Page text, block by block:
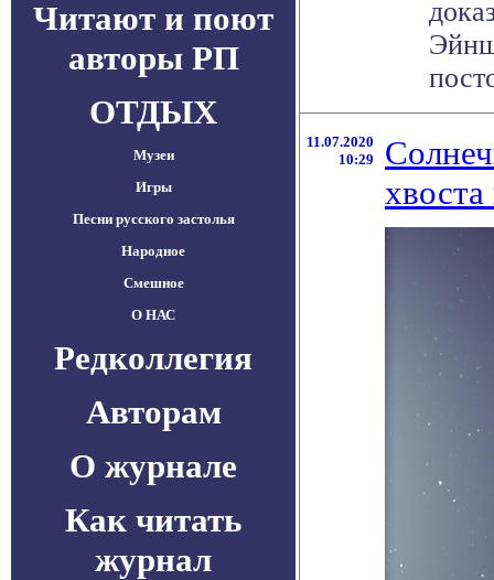
Читают и поют
авторы РП
ОТДЫХ
Музеи
Игры
Песни русского застолья
Народное
Смешное
О НАС
Редколлегия
Авторам
О журнале
Как читать
журнал
11.07.2020
10:29